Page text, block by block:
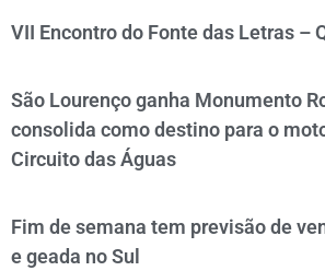
VII Encontro do Fonte das Letras –
São Lourenço ganha Monumento
consolida como destino para o
Circuito das Águas
Fim de semana tem previsão de
e geada no Sul